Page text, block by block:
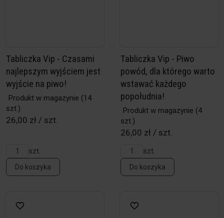
Tabliczka Vip - Czasami
najlepszym wyjściem jest
wyjście na piwo!
Produkt w magazynie (14
szt.)
26,00 zł / szt.
szt.
Do koszyka
Tabliczka Vip - Piwo
powód, dla którego warto
wstawać każdego
popołudnia!
Produkt w magazynie (4
szt.)
26,00 zł / szt.
szt.
Do koszyka